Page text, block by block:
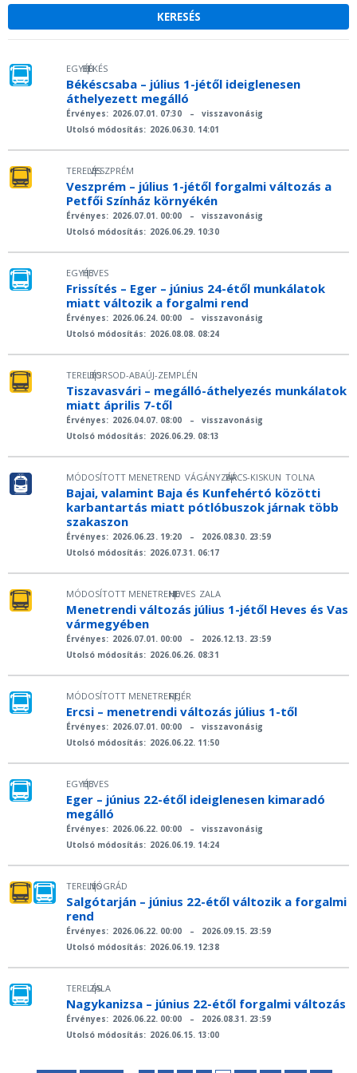
EGYÉB
|
BÉKÉS
Békéscsaba – július 1-jétől ideiglenesen
áthelyezett megálló
Érvényes: 2026.07.01. 07:30 –
visszavonásig
Utolsó módosítás: 2026.06.30. 14:01
TERELÉS
|
VESZPRÉM
Veszprém – július 1-jétől forgalmi változás a
Petfői Színház környékén
Érvényes: 2026.07.01. 00:00 –
visszavonásig
Utolsó módosítás: 2026.06.29. 10:30
EGYÉB
|
HEVES
Frissítés – Eger – június 24-étől munkálatok
miatt változik a forgalmi rend
Érvényes: 2026.06.24. 00:00 –
visszavonásig
Utolsó módosítás: 2026.08.08. 08:24
TERELÉS
|
BORSOD-ABAÚJ-ZEMPLÉN
Tiszavasvári – megálló-áthelyezés munkálatok
miatt április 7-től
Érvényes: 2026.04.07. 08:00 –
visszavonásig
Utolsó módosítás: 2026.06.29. 08:13
MÓDOSÍTOTT MENETREND VÁGÁNYZÁR
|
BÁCS-KISKUN TOLNA
Bajai, valamint Baja és Kunfehértó közötti
karbantartás miatt pótlóbuszok járnak több
szakaszon
Érvényes: 2026.06.23. 19:20 –
2026.08.30. 23:59
Utolsó módosítás: 2026.07.31. 06:17
MÓDOSÍTOTT MENETREND
|
HEVES ZALA
Menetrendi változás július 1-jétől Heves és Vas
vármegyében
Érvényes: 2026.07.01. 00:00 –
2026.12.13. 23:59
Utolsó módosítás: 2026.06.26. 08:31
MÓDOSÍTOTT MENETREND
|
FEJÉR
Ercsi – menetrendi változás július 1-től
Érvényes: 2026.07.01. 00:00 –
visszavonásig
Utolsó módosítás: 2026.06.22. 11:50
EGYÉB
|
HEVES
Eger – június 22-étől ideiglenesen kimaradó
megálló
Érvényes: 2026.06.22. 00:00 –
visszavonásig
Utolsó módosítás: 2026.06.19. 14:24
TERELÉS
|
NÓGRÁD
Salgótarján – június 22-étől változik a forgalmi
rend
Érvényes: 2026.06.22. 00:00 –
2026.09.15. 23:59
Utolsó módosítás: 2026.06.19. 12:38
TERELÉS
|
ZALA
Nagykanizsa – június 22-étől forgalmi változás
Érvényes: 2026.06.22. 00:00 –
2026.08.31. 23:59
Utolsó módosítás: 2026.06.15. 13:00